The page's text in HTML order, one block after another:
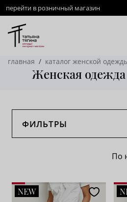
перейти в розничный магазин
главная каталог женской
Женская одежда
ФИЛЬТРЫ
По
NEW